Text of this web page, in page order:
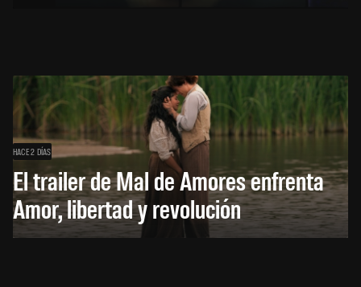
HACE 2 DÍAS
El trailer de Mal de Amores enfrenta
Amor, libertad y revolución